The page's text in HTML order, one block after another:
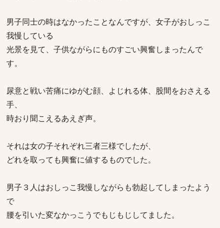
男子同士の時はなかったことなんですが、女子がおしっこ
我慢している
光景を見て、子供ながらにものすごい興奮しまったんで
す。
尿意と戦い苦痛にゆがむ顔、よじれる体、股間をおさえる
手、
時おり聞こえるあえぎ声。
それは女の子それぞれ三者三様でしたが、
どれを取っても興奮に値するものでした。
男子３人はおしっこ我慢しながらも勃起してしまったよう
で
腰を引いた変なかっこうでもじもじしてました。